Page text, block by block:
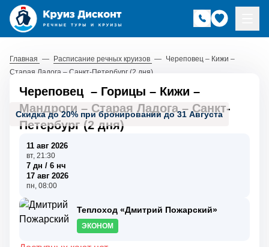
Главная — Расписание речных круизов — Череповец – Кижи –
Старая Ладога – Санкт-Петербург (2 дня)
Скидка до 20% при бронировании до 31 Августа
Череповец – Горицы – Кижи –
Мандроги – Старая Ладога–Санкт-
Петербург (2 дня)
11 авг 2026
вт, 21:30
7 дн / 6 нч
17 авг 2026
пн, 08:00
Теплоход «Дмитрий Пожарский»
ЭКОНОМ